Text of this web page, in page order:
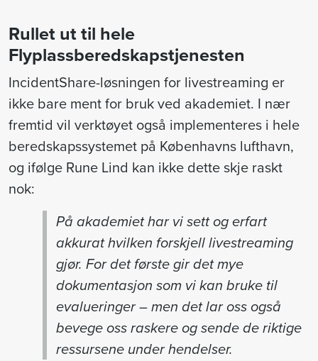
Rullet ut til hele
Flyplassberedskapstjenesten
IncidentShare-løsningen for livestreaming er
ikke bare ment for bruk ved akademiet. I nær
fremtid vil verktøyet også implementeres i hele
beredskapssystemet på Københavns lufthavn,
og ifølge Rune Lind kan ikke dette skje raskt
nok:
På akademiet har vi sett og erfart
akkurat hvilken forskjell livestreaming
gjør. For det første gir det mye
dokumentasjon som vi kan bruke til
evalueringer – men det lar oss også
bevege oss raskere og sende de riktige
ressursene under hendelser.